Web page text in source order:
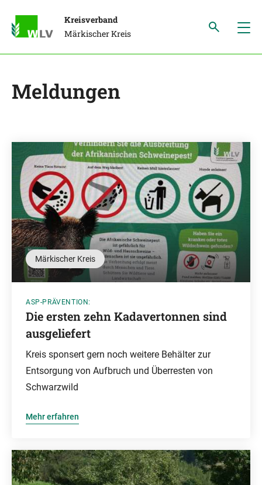
Kreisverband
Märkischer Kreis
Meldungen
Märkischer Kreis
ASP-PRÄVENTION:
Die ersten zehn Kadavertonnen sind
ausgeliefert
Kreis sponsert gern noch weitere Behälter zur
Entsorgung von Aufbruch und Überresten von
Schwarzwild
Mehr erfahren